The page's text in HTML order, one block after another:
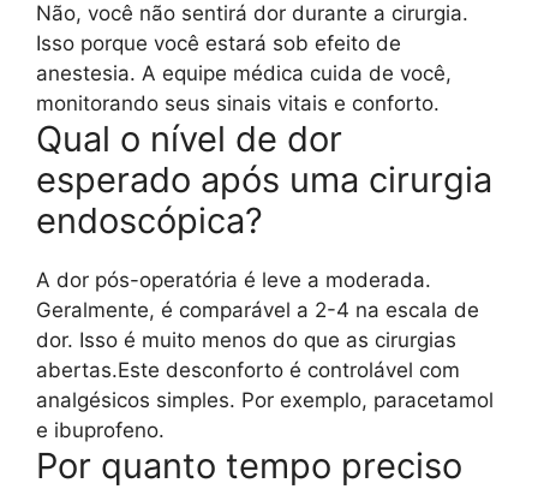
Não, você não sentirá dor durante a cirurgia.
Isso porque você estará sob efeito de
anestesia. A equipe médica cuida de você,
monitorando seus sinais vitais e conforto.
Qual o nível de dor
esperado após uma cirurgia
endoscópica?
A dor pós-operatória é leve a moderada.
Geralmente, é comparável a 2-4 na escala de
dor. Isso é muito menos do que as cirurgias
abertas.Este desconforto é controlável com
analgésicos simples. Por exemplo, paracetamol
e ibuprofeno.
Por quanto tempo preciso